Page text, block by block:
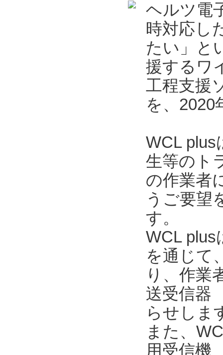
ヘルツ電
時対応し
たい」と
援するワ
工程支援
を、2020
WCL plus
生等のト
の作業者
うご要望
す。
WCL
を通じて
り、作業
送受信器
らせしま
また、
用受信機